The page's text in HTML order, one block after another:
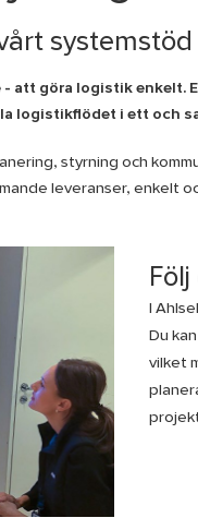
systemstöd
att göra logistik enkelt.
logistikflödet i ett och
styrning och
leveranser, enkelt
I
Du
vilket